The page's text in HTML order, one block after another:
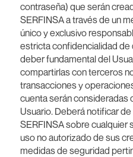
contraseña) que serán
SERFINSA a través de un
único y exclusivo
estricta confidencialidad de
deber fundamental del
compartirlas con terceros
transacciones y
cuenta serán consideradas
Usuario. Deberá notificar
SERFINSA sobre cualquier
uso no autorizado de sus
medidas de seguridad